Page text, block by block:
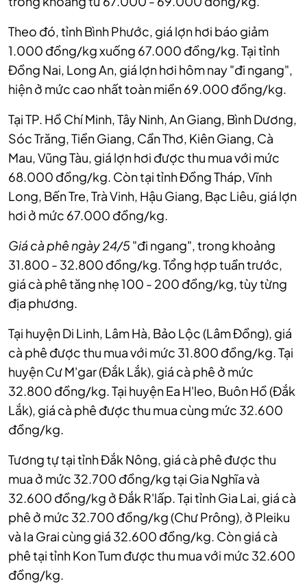
Theo đó, tỉnh Bình Phước, giá lợn hơi báo giảm
1.000 đồng/kg xuống 67.000 đồng/kg. Tại tỉnh
Đồng Nai, Long An, giá lợn hơi hôm nay "đi ngang",
hiện ở mức cao nhất toàn miền 69.000 đồng/kg.
Tại TP. Hồ Chí Minh, Tây Ninh, An Giang, Bình Dương,
Sóc Trăng, Tiền Giang, Cần Thơ, Kiên Giang, Cà
Mau, Vũng Tàu, giá lợn hơi được thu mua với mức
68.000 đồng/kg. Còn tại tỉnh Đồng Tháp, Vĩnh
Long, Bến Tre, Trà Vinh, Hậu Giang, Bạc Liêu, giá lợn
hơi ở mức 67.000 đồng/kg.
Giá cà phê ngày 24/5"đi ngang", trong khoảng
31.800 - 32.800 đồng/kg. Tổng hợp tuần trước,
giá cà phê tăng nhẹ 100 - 200 đồng/kg, tùy từng
địa phương.
Tại huyện Di Linh, Lâm Hà, Bảo Lộc (Lâm Đồng), giá
cà phê được thu mua với mức 31.800 đồng/kg. Tại
huyện Cư M'gar (Đắk Lắk), giá cà phê ở mức
32.800 đồng/kg. Tại huyện Ea H'leo, Buôn Hồ (Đắk
Lắk), giá cà phê được thu mua cùng mức 32.600
đồng/kg.
Tương tự tại tỉnh Đắk Nông, giá cà phê được thu
mua ở mức 32.700 đồng/kg tại Gia Nghĩa và
32.600 đồng/kg ở Đắk R'lấp. Tại tỉnh Gia Lai, giá cà
phê ở mức 32.700 đồng/kg (Chư Prông), ở Pleiku
và Ia Grai cùng giá 32.600 đồng/kg. Còn giá cà
phê tại tỉnh Kon Tum được thu mua với mức 32.600
đồng/kg.